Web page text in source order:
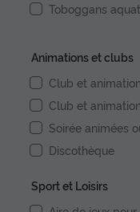
Toboggans
Animations et clubs
Club et
Club et
Soirée animées
Discothèque
Sport et Loisirs